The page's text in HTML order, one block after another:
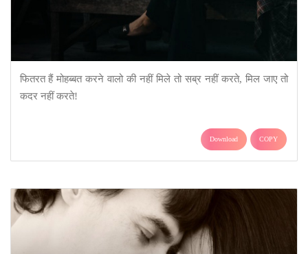
फितरत हैं मोहब्बत करने वालो की नहीं मिले तो सब्र नहीं करते, मिल जाए तो
कदर नहीं करते!
Download COPY